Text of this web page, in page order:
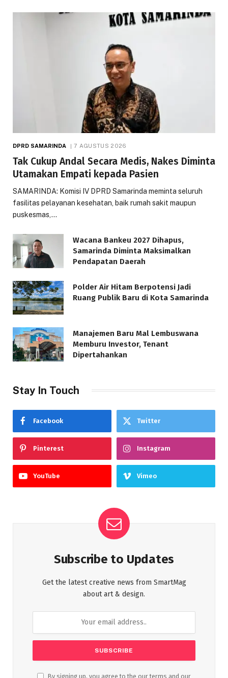
DPRD SAMARINDA 7 AGUSTUS 2026
Tak Cukup Andal Secara Medis, Nakes Diminta
Utamakan Empati kepada Pasien
SAMARINDA: Komisi IV DPRD Samarinda meminta seluruh
fasilitas pelayanan kesehatan, baik rumah sakit maupun
puskesmas,…
Wacana Bankeu 2027 Dihapus,
Samarinda Diminta Maksimalkan
Pendapatan Daerah
Polder Air Hitam Berpotensi Jadi
Ruang Publik Baru di Kota Samarinda
Manajemen Baru Mal Lembuswana
Memburu Investor, Tenant
Dipertahankan
Stay In Touch
Facebook Twitter
Pinterest Instagram
YouTube Vimeo
Subscribe to Updates
Get the latest creative news from SmartMag
about art & design.
By signing up, you agree to the our terms and our